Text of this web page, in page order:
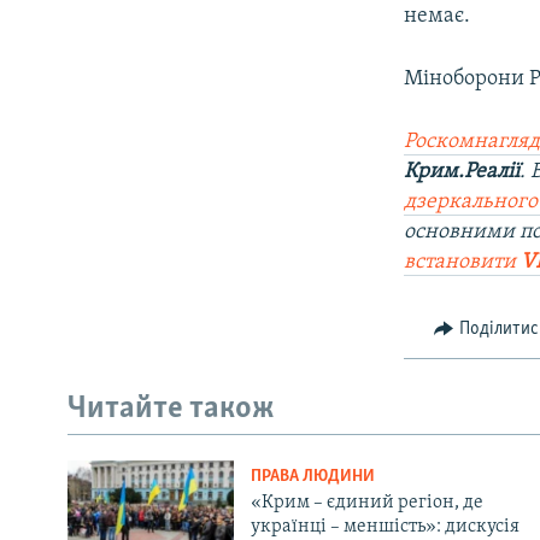
немає.
Міноборони
Крим.Реалії.
основними
встановити
Читайте також
ПРАВА ЛЮДИНИ
«Крим – єдиний регіон, де
українці – меншість»: дискусія